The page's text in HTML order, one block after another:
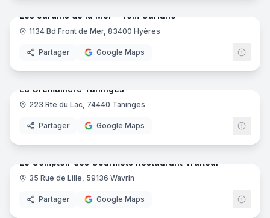
Les Jardins de la Mer - Tom Cariano
1134 Bd Front de Mer, 83400 Hyères
Partager Google Maps
13
La Cremaillere Taninges
223 Rte du Lac, 74440 Taninges
Partager Google Maps
Le Comptoir des Gourmets Restaurant Traiteur
35 Rue de Lille, 59136 Wavrin
Partager Google Maps